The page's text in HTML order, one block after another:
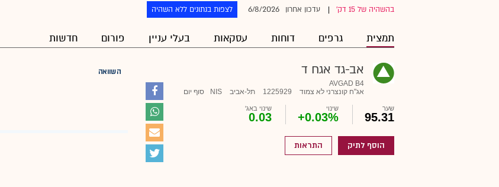
בהשהיה של 15 דק' עדכון אחרון 6/8/2026 לצפות בנתונים ללא השהיה
תמצית גרפים דוחות עסקאות בעלי עניין פורום חדשות
אב-גד אגח ד
AVGAD B4
אג"ח קונצרני לא צמוד
1225929 תל-אביב NIS סוף יום
שער
95.31
שינוי
+0.03%
שינוי באג'
0.03
הוסף לתיק התראות
השוואה